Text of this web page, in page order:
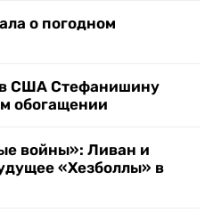
о погодном
США Стефанишину
обогащении
войны»: Ливан и
«Хезболлы» в